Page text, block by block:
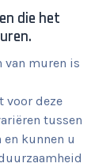
die het
van muren is
voor deze
tussen
kunnen u